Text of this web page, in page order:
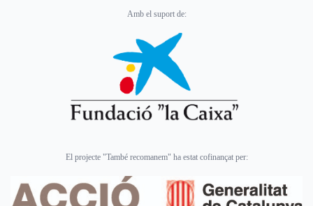
Amb el suport de:
El projecte "També recomanem" ha estat cofinançat per: